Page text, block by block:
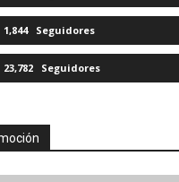
1,844 Seguidores
23,782 Seguidores